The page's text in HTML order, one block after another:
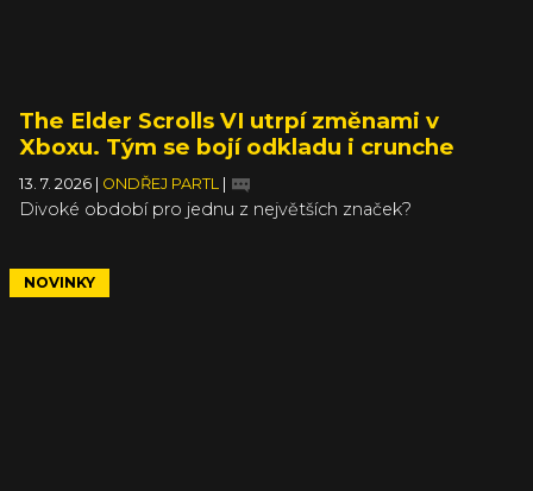
The Elder Scrolls VI utrpí změnami v
Xboxu. Tým se bojí odkladu i crunche
13. 7. 2026 ONDŘEJ PARTL
Divoké období pro jednu z největších značek?
NOVINKY